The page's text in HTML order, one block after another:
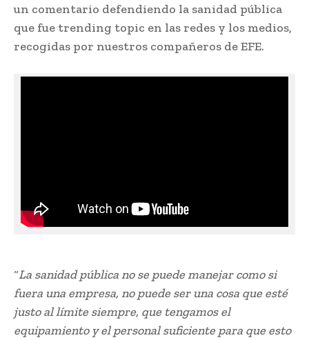
un comentario defendiendo la sanidad pública
que fue trending topic en las redes y los medios,
recogidas por nuestros compañeros de EFE.
“La sanidad pública no se puede manejar como si
fuera una empresa, no puede ser una cosa que esté
justo al límite siempre, que tengamos el
equipamiento y el personal suficiente para que esto